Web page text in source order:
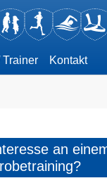
Trainer Kontakt
an